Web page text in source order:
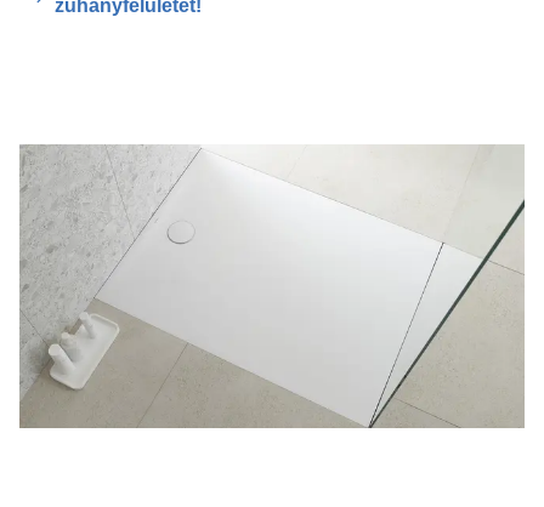
zuhanyfelületet!